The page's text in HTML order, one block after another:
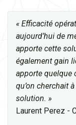
« Efficacité
aujourd’hui de
apporte cette
également gain
apporte quelque
qu’on cherchait
solution. »
Laurent Perez -